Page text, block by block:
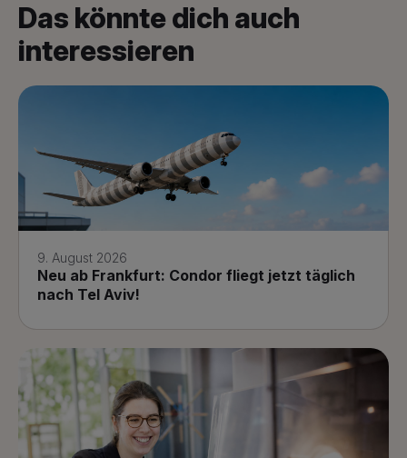
Das könnte dich auch
interessieren
9. August 2026
Neu ab Frankfurt: Condor fliegt jetzt täglich
nach Tel Aviv!